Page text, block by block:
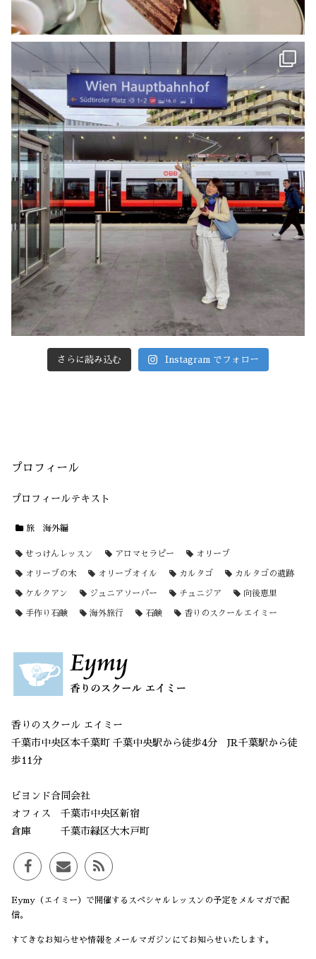
さらに読み込む Instagram でフォロー
プロフィール
プロフィールテキスト
旅 海外編
せっけんレッスン アロマセラピー オリーブ
オリーブの木 オリーブオイル カルタゴ カルタゴの遺跡
ケルクアン ジュニアソーパー チュニジア 向後恵里
手作り石鹸 海外旅行 石鹸 香りのスクールエイミー
香りのスクール エイミー
千葉市中央区本千葉町 千葉中央駅から徒歩4分 JR千葉駅から徒
歩11分
ビヨンド合同会社
オフィス 千葉市中央区新宿
倉庫 千葉市緑区大木戸町
Eymy（エイミー）で開催するスペシャルレッスンの予定をメルマガで配
信。
すてきなお知らせや情報をメールマガジンにてお知らせいたします。